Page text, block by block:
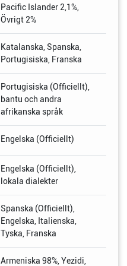
Pacific Islander 2,1%,
Övrigt 2%
Katalanska, Spanska,
Portugisiska, Franska
Portugisiska (Officiellt),
bantu och andra
afrikanska språk
Engelska (Officiellt)
Engelska (Officiellt),
lokala dialekter
Spanska (Officiellt),
Engelska, Italienska,
Tyska, Franska
Armeniska 98%, Yezidi,